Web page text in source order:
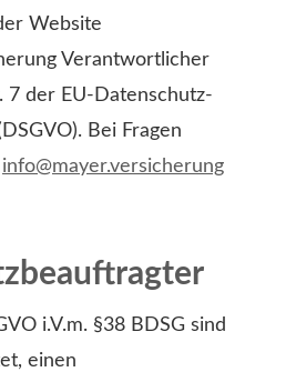
Website
Verantwortlicher
7 der EU-Datenschutz-
Bei Fragen
info@mayer.versicherung
i.V.m. §38 BDSG sind
einen